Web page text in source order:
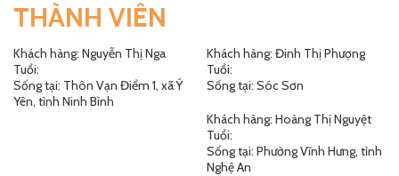
THÀNH VIÊN
Khách hàng: Nguyễn Thị Nga
Tuổi:
Sống tại: Thôn Vạn Điểm 1, xã Ý
Yên, tỉnh Ninh Bình
Khách hàng: Đinh Thị Phượng
Tuổi:
Sống tại: Sóc Sơn
Khách hàng: Hoàng Thị Nguyệt
Tuổi:
Sống tại: Phường Vĩnh Hưng, tỉnh
Nghệ An